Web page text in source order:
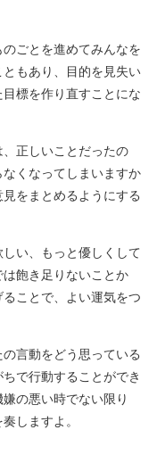
ごとを進めてみんなを
もあり、目的を見失い
標を作り直すことにな
正しいことだったの
くなってしまいますか
をまとめるようにする
い、もっと優しくして
飽き足りないことか
ことで、よい運気をつ
言動をどう思っている
で行動することができ
の悪い時でない限り
しますよ。